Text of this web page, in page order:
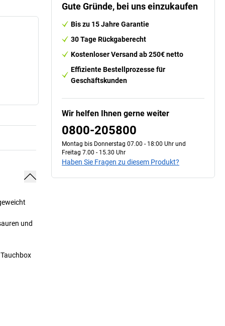
und
Gute Gründe, bei uns einzukaufen
Bis zu 15 Jahre Garantie
30 Tage Rückgaberecht
Kostenloser Versand ab 250€ netto
Effiziente Bestellprozesse für
Geschäftskunden
Wir helfen Ihnen gerne weiter
0800-205800
Montag bis Donnerstag 07.00 - 18:00 Uhr und
Freitag 7.00 - 15.30 Uhr
Haben Sie Fragen zu diesem Produkt?